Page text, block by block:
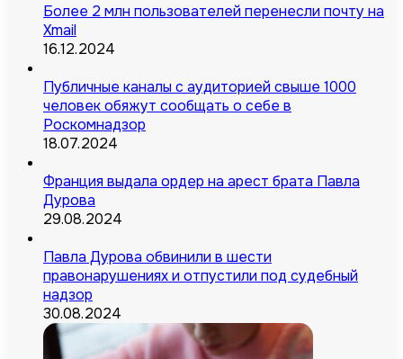
Более 2 млн пользователей перенесли почту на
Xmail
16.12.2024
Публичные каналы с аудиторией свыше 1000
человек обяжут сообщать о себе в
Роскомнадзор
18.07.2024
Франция выдала ордер на арест брата Павла
Дурова
29.08.2024
Павла Дурова обвинили в шести
правонарушениях и отпустили под судебный
надзор
30.08.2024